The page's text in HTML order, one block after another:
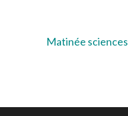
Matinée sciences